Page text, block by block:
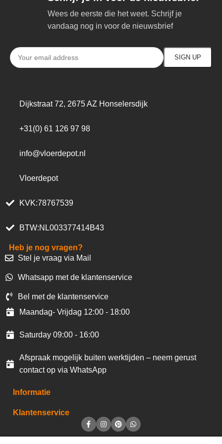
Wees de eerste die het weet. Schrijf je
vandaag nog in voor de nieuwsbrief
Dijkstraat 72, 2675 AZ Honselersdijk
+31(0) 61 126 97 98
info@vloerdepot.nl
Vloerdepot
KVK:78767539
BTW:NL003377414B43
Heb je nog vragen?
Stel je vraag via Mail
Whatsapp met de klantenservice
Bel met de klantenservice
Maandag- Vrijdag 12:00 - 18:00
Saturday 09:00 - 16:00
Afspraak mogelijk buiten werktijden – neem gerust
contact op via WhatsApp
Informatie
Klantenservice